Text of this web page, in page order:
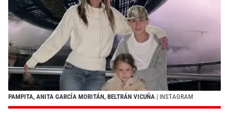
PAMPITA, ANITA GARCÍA MORITÁN, BELTRÁN VICUÑA | INSTAGRAM